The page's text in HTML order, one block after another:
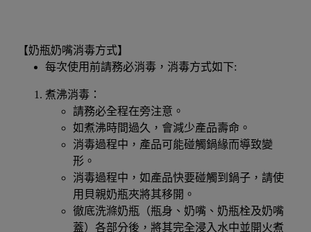
【奶瓶奶嘴消毒方式】
每次使用前請務必消毒，消毒方式如下:
煮沸消毒：
請務必全程在旁注意。
如煮沸時間過久，會減少產品壽命。
消毒過程中，產品可能碰觸鍋緣而導致變
形。
消毒過程中，如產品快要碰觸到鍋子，請使
用貝親奶瓶夾將其移開。
徹底洗滌奶瓶（瓶身、奶嘴、奶瓶栓及奶嘴
蓋）各部分後，將其完全浸入水中並開火煮